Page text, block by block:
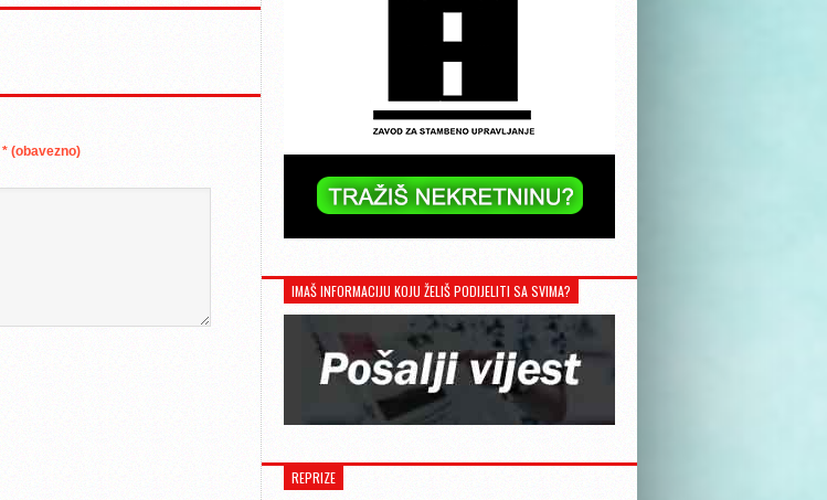
* (obavezno)
IMAŠ INFORMACIJU KOJU ŽELIŠ PODIJELITI SA SVIMA?
REPRIZE